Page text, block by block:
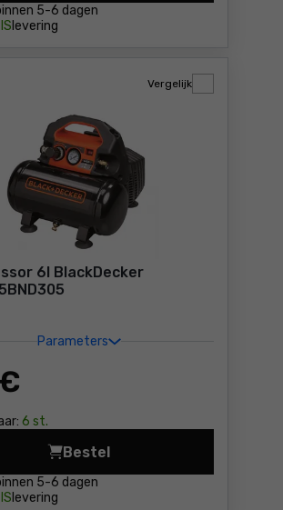
5-6 dagen
levering
6l BlackDecker
Parameters
€
6 st.
Vergelijk
5-6 dagen
levering
Bestel
Compressor 6l